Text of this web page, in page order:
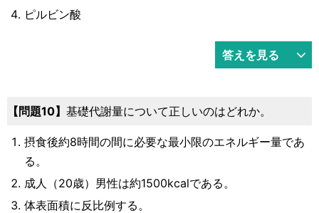
ピルビン酸
答えを見る
10 基礎代謝量について正しいのはどれか。
摂食後約8時間の間に必要な最小限のエネルギー量であ
る。
成人（20歳）男性は約1500kcalである。
体表面積に反比例する。